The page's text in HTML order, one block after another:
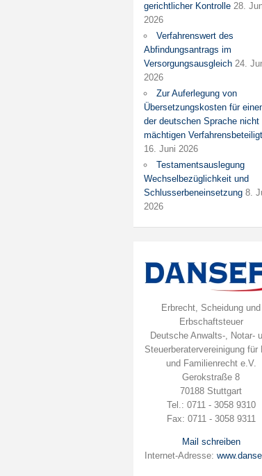
gerichtlicher Kontrolle 28.
2026
Verfahrenswert des
Abfindungsantrags im
Versorgungsausgleich 24.
2026
Zur Auferlegung von
Übersetzungskosten für
der deutschen Sprache nicht
mächtigen
16. Juni 2026
Testamentsauslegung
Wechselbezüglichkeit und
Schlusserbeneinsetzung 8.
2026
Erbrecht, Scheidung und
Erbschaftsteuer
Deutsche Anwalts-, Notar-
Steuerberatervereinigung für
und Familienrecht e.V.
Gerokstraße 8
70188 Stuttgart
Tel.: 0711 - 3058 9310
Fax: 0711 - 3058 9311
Mail schreiben
Internet-Adresse: